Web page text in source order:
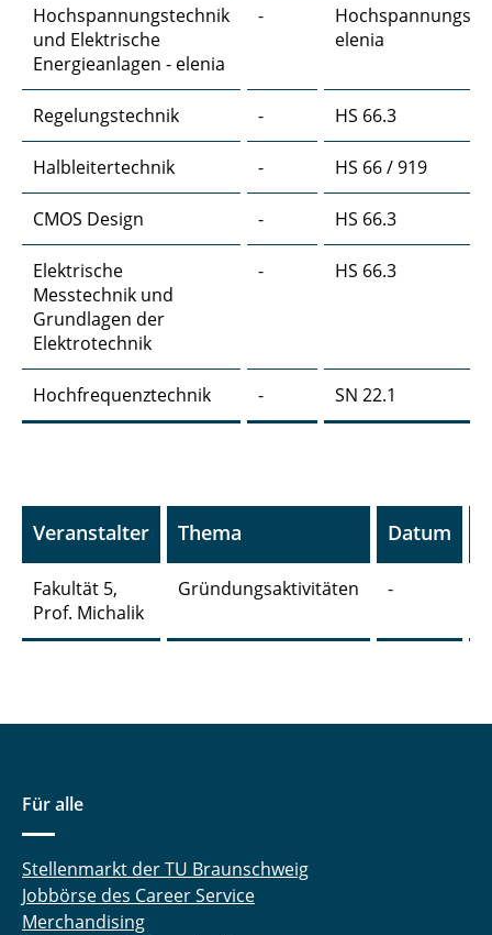
Netzwerk-Informationstheorie
Oberseminar Machine Learning
Optimierungs- und Spieltheorie in der
Nachrichtentechnik
Quantenkommunikationsnetzwerke
Pattern Recognition (Mustererkennung)
Planung terrestrischer Funknetze
Rechnerübung zur Codierungstheorie
Rechnerübung zur Digitalen
Signalverarbeitung
Rechnerübung zur Planung terrestrischer
Funknetze
Rechnerübung zur digitalen
Signalübertragung
Informationstechnik
Softwareentwicklungspraktikum
Teamprojekt Digitale Signalverarbeitung
⤶ Studium & Lehre
Hochspannungstechnik
und Elektrische
Energieanlagen - elenia
-
elenia
Regelungstechnik - HS 66.3
Halbleitertechnik - HS 66 / 919
CMOS Design - HS 66.3
Elektrische
Messtechnik und
Grundlagen der
Elektrotechnik
- HS 66.3
Hochfrequenztechnik - SN 22.1
Veranstalter Thema Datum
Fakultät 5,
Prof. Michalik
Gründungsaktivitäten -
Für alle
Stellenmarkt der TU Braunschweig
Jobbörse des Career Service
Merchandising